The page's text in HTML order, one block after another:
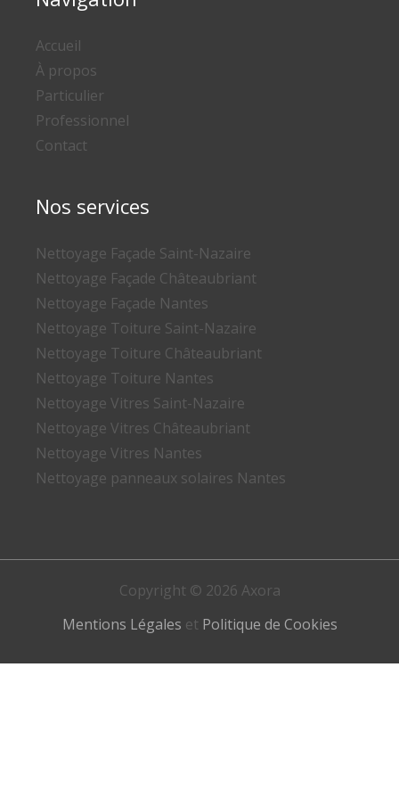
Accueil
À propos
Particulier
Professionnel
Contact
Nos services
Nettoyage Façade Saint-Nazaire
Nettoyage Façade Châteaubriant
Nettoyage Façade Nantes
Nettoyage Toiture Saint-Nazaire
Nettoyage Toiture Châteaubriant
Nettoyage Toiture Nantes
Nettoyage Vitres Saint-Nazaire
Nettoyage Vitres Châteaubriant
Nettoyage Vitres Nantes
Nettoyage panneaux solaires Nantes
Copyright © 2026 Axora
Mentions Légales et Politique de Cookies